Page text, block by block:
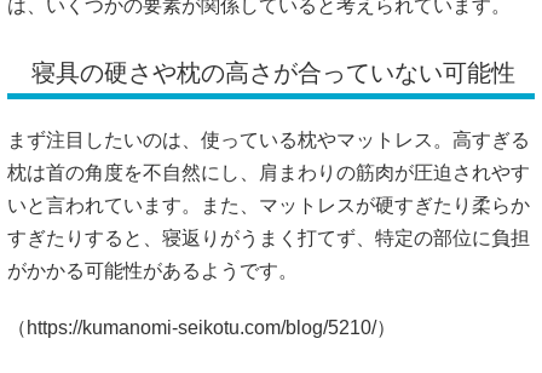
は、いくつかの要素が関係していると考えられています。
寝具の硬さや枕の高さが合っていない可能性
まず注目したいのは、使っている枕やマットレス。高すぎる
枕は首の角度を不自然にし、肩まわりの筋肉が圧迫されやす
いと言われています。また、マットレスが硬すぎたり柔らか
すぎたりすると、寝返りがうまく打てず、特定の部位に負担
がかかる可能性があるようです。
（ https://kumanomi-seikotu.com/blog/5210/）